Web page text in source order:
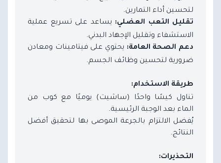
لتحسين أداء التمارين.
تقليل التعب العضلي: يساعد على تسريع عملية
الاستشفاء وتقليل الإجهاد البدني.
دعم الصحة العامة: يحتوي على فيتامينات ومعادن
ضرورية لتحسين وظائف الجسم.
طريقة الاستخدام:
تناول كيسًا واحدًا (ساشيت) يوميًا مع كوب من
الماء بعد الوجبة الرئيسية.
يُفضل الالتزام بالجرعة الموصى بها لتحقيق أفضل
النتائج.
التحذيرات: